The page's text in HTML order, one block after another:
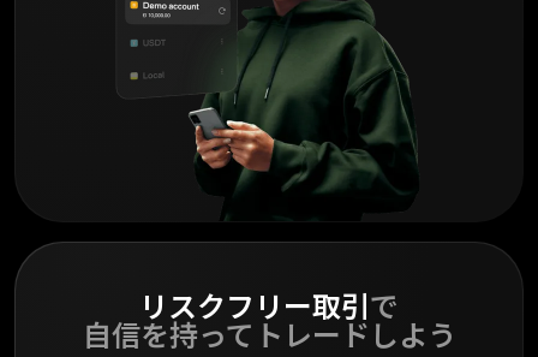
リスクフリー取引で
自信を持ってトレードしよう